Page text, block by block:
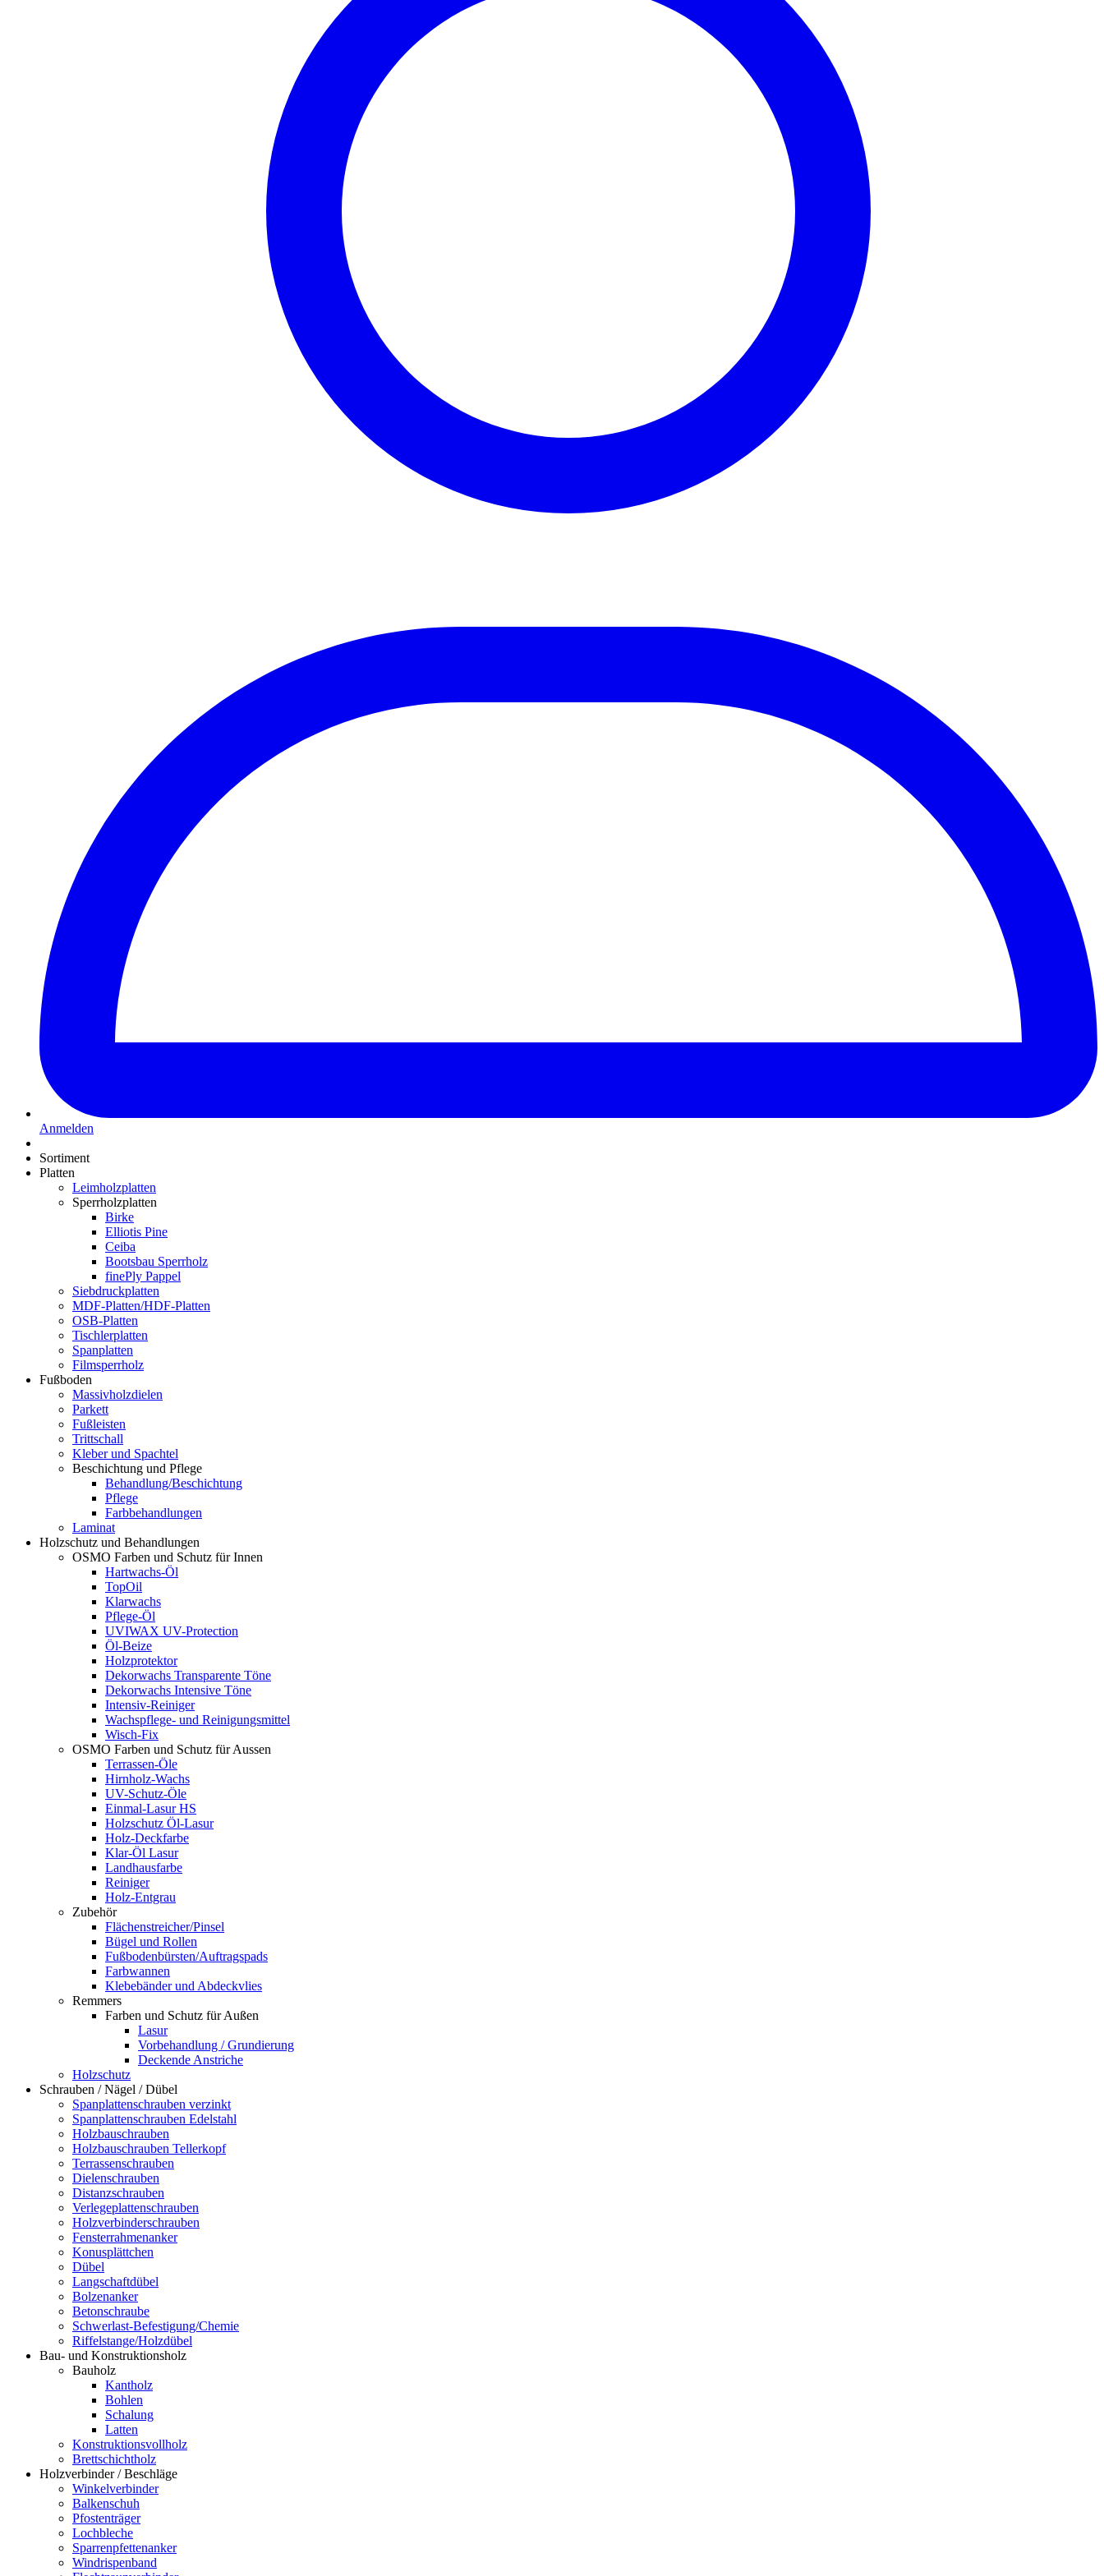
Anmelden
Sortiment
Platten
Leimholzplatten
Sperrholzplatten
Birke
Elliotis Pine
Ceiba
Bootsbau Sperrholz
finePly Pappel
Siebdruckplatten
MDF-Platten/HDF-Platten
OSB-Platten
Tischlerplatten
Spanplatten
Filmsperrholz
Fußboden
Massivholzdielen
Parkett
Fußleisten
Trittschall
Kleber und Spachtel
Beschichtung und Pflege
Behandlung/Beschichtung
Pflege
Farbbehandlungen
Laminat
Holzschutz und Behandlungen
OSMO Farben und Schutz für Innen
Hartwachs-Öl
TopOil
Klarwachs
Pflege-Öl
UVIWAX UV-Protection
Öl-Beize
Holzprotektor
Dekorwachs Transparente Töne
Dekorwachs Intensive Töne
Intensiv-Reiniger
Wachspflege- und Reinigungsmittel
Wisch-Fix
OSMO Farben und Schutz für Aussen
Terrassen-Öle
Hirnholz-Wachs
UV-Schutz-Öle
Einmal-Lasur HS
Holzschutz Öl-Lasur
Holz-Deckfarbe
Klar-Öl Lasur
Landhausfarbe
Reiniger
Holz-Entgrau
Zubehör
Flächenstreicher/Pinsel
Bügel und Rollen
Fußbodenbürsten/Auftragspads
Farbwannen
Klebebänder und Abdeckvlies
Remmers
Farben und Schutz für Außen
Lasur
Vorbehandlung / Grundierung
Deckende Anstriche
Holzschutz
Schrauben / Nägel / Dübel
Spanplattenschrauben verzinkt
Spanplattenschrauben Edelstahl
Holzbauschrauben
Holzbauschrauben Tellerkopf
Terrassenschrauben
Dielenschrauben
Distanzschrauben
Verlegeplattenschrauben
Holzverbinderschrauben
Fensterrahmenanker
Konusplättchen
Dübel
Langschaftdübel
Bolzenanker
Betonschraube
Schwerlast-Befestigung/Chemie
Riffelstange/Holzdübel
Bau- und Konstruktionsholz
Bauholz
Kantholz
Bohlen
Schalung
Latten
Konstruktionsvollholz
Brettschichtholz
Holzverbinder / Beschläge
Winkelverbinder
Balkenschuh
Pfostenträger
Lochbleche
Sparrenpfettenanker
Windrispenband